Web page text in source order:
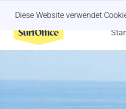
Diese Website verwendet